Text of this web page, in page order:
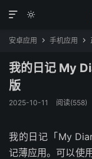


安卓应用  手机应用 
我的日记 My
版
2025-10-11 阅读(558)
我的日记「My
记薄应用。可以使